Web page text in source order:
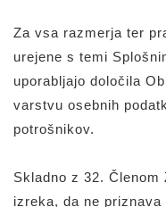
Za vsa razmerja ter
urejene s temi
uporabljajo določila
varstvu osebnih
potrošnikov.
Skladno z 32.
izreka, da ne